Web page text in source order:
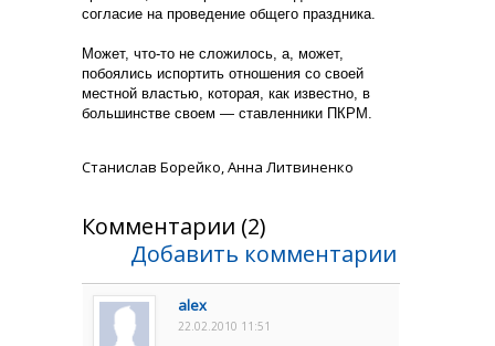
согласие на проведение общего праздника.
Может, что-то не сложилось, а, может,
побоялись испортить отношения со своей
местной властью, которая, как известно, в
большинстве своем — ставленники ПКРМ.
Станислав Борейко, Анна Литвиненко
Комментарии (2)
Добавить комментарии
alex
22.02.2010 11:51